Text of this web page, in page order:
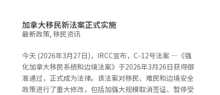
加拿大移民新法案正式实施
最新政策, 移民资讯
今天 (2026年3月27日)，IRCC宣布，C-12号法案 —《强
化加拿大移民系统和边境法案》于2026年3月26日获得御
准通过，正式成为法律。该法案对移民、难民和边境安全
政策进行了重大修改，包括加强大规模取消签证、暂停受